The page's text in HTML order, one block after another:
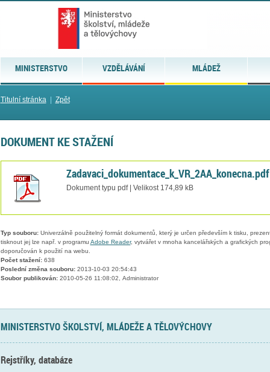
MINISTERSTVO VZDĚLÁVÁNÍ MLÁDEŽ
Titulní stránka| Zpět
DOKUMENT KE STAŽENÍ
Zadavaci_dokumentace_k_VR_2AA_konecna.pdf
Dokument typu pdf | Velikost 174,89 kB
Typ souboru:Univerzálně použitelný formát dokumentů, který je určen především k tisku,
tisknout jej lze např. v programu Adobe Reader, vytvářet v mnoha kancelářských a grafických
doporučován k použití na webu.
Počet stažení:638
Poslední změna souboru:2013-10-03 20:54:43
Soubor publikován:2010-05-26 11:08:02, Administrator
MINISTERSTVO ŠKOLSTVÍ, MLÁDEŽE A TĚLOVÝCHOVY
Rejstříky, databáze